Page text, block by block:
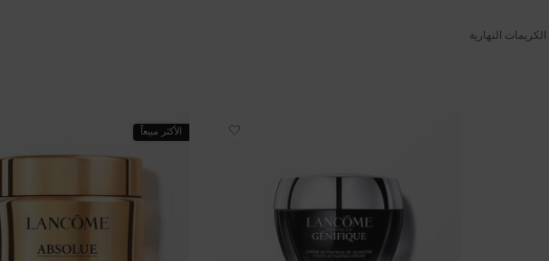
الكريمات النهارية
الأكثر مبيعاً